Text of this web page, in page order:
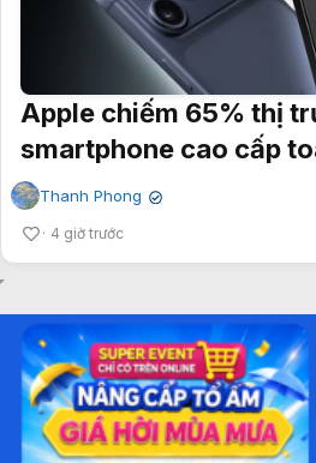
Apple chiếm 65% thị
smartphone cao cấp
Thanh Phong ✔
4 giờ trước